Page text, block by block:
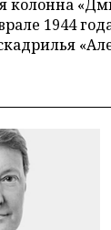
колонна
1944